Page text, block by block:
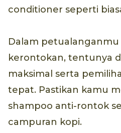
conditioner seperti
Dalam
kerontokan, tentunya
maksimal serta
tepat. Pastikan kamu
shampoo anti-rontok
campuran kopi.